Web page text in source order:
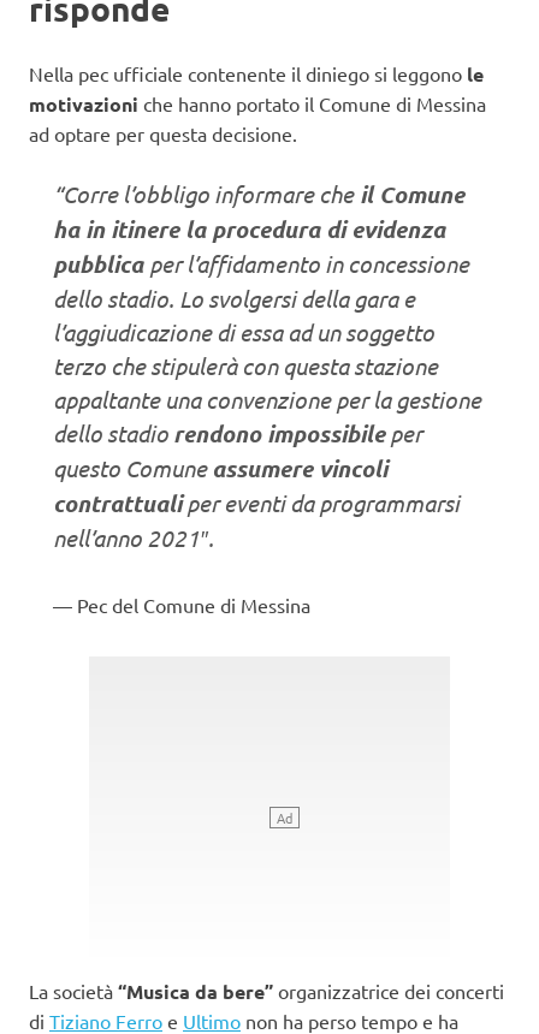
Nella pec ufficiale contenente il diniego si leggono le
motivazioni che hanno portato il Comune di Messina
ad optare per questa decisione.
“Corre l’obbligo informare cheil Comune
ha in itinere la procedura di evidenza
pubblica per l’affidamento in concessione
dello stadio. Lo svolgersi della gara e
l’aggiudicazione di essa ad un soggetto
terzo che stipulerà con questa stazione
appaltante una convenzione per la gestione
dello stadio rendono impossibileper
questo Comune assumere vincoli
contrattualiper eventi da programmarsi
nell’anno 2021″.
Pec del Comune di Messina
La società “Musica da bere” organizzatrice dei concerti
di Tiziano Ferro e Ultimo non ha perso tempo e ha